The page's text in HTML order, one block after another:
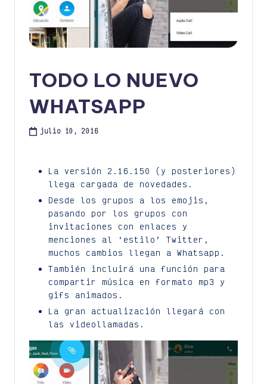
TODO LO NUEVO
WHATSAPP
julio 10, 2016
La versión 2.16.150 (y posteriores)
llega cargada de novedades.
Desde los grupos a los emojis,
pasando por los grupos con
invitaciones con enlaces y
menciones al ‘estilo’ Twitter,
muchos cambios llegan a Whatsapp.
También incluirá una función para
compartir música en formato mp3 y
gifs animados.
La gran actualización llegará con
las videollamadas.